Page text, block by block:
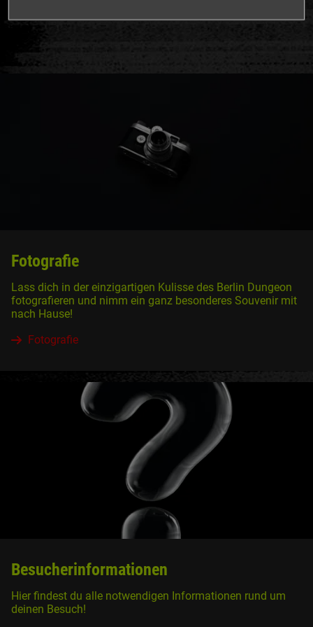
Fotografie
Lass dich in der einzigartigen Kulisse des Berlin Dungeon
fotografieren und nimm ein ganz besonderes Souvenir mit
nach Hause!
Fotografie
Besucherinformationen
Hier findest du alle notwendigen Informationen rund um
deinen Besuch!